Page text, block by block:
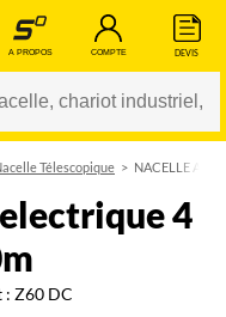
A PROPOS COMPTE DEVIS
Changer
Télescopique NACELLE
: Z60 DC